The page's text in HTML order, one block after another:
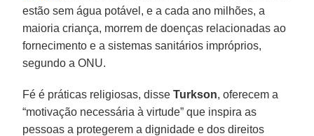
estão sem água potável, e a cada ano milhões, a
maioria criança, morrem de doenças relacionadas ao
fornecimento e a sistemas sanitários impróprios,
segundo a ONU.
Fé é práticas religiosas, disseTurkson, oferecem a
“motivação necessária à virtude” que inspira as
pessoas a protegerem a dignidade e dos direitos